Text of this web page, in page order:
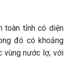
toàn tỉnh có diện
đó có khoảng
vùng nước lợ, với